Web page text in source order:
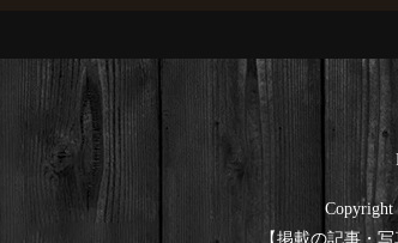
Copyright
【掲載の記事・